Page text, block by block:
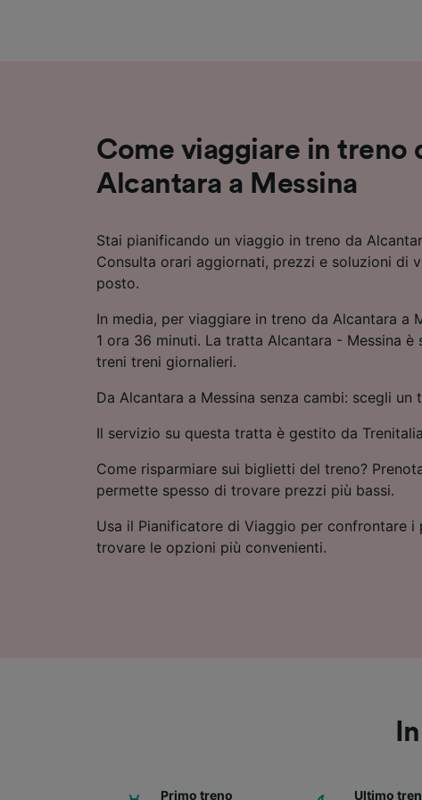
Come viaggiare in treno
Alcantara a Messina
Stai pianificando un viaggio in treno da
Consulta orari aggiornati, prezzi e soluzioni di
posto.
In media, per viaggiare in treno da Alcantara a
1 ora 36 minuti. La tratta Alcantara - Messina è
treni treni giornalieri.
Da Alcantara a Messina senza cambi: scegli un
Il servizio su questa tratta è gestito da
Come risparmiare sui biglietti del treno?
permette spesso di trovare prezzi più bassi.
Usa il Pianificatore di Viaggio per confrontare
trovare le opzioni più convenienti.
Primo treno Ultimo